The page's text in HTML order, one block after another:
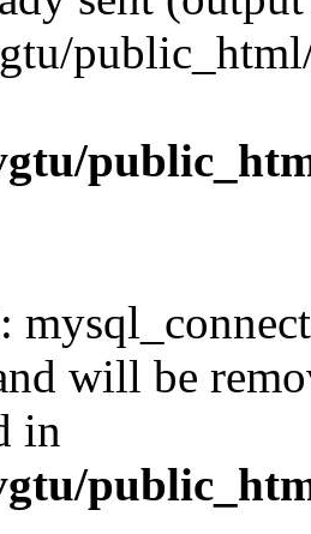
:
will be
in